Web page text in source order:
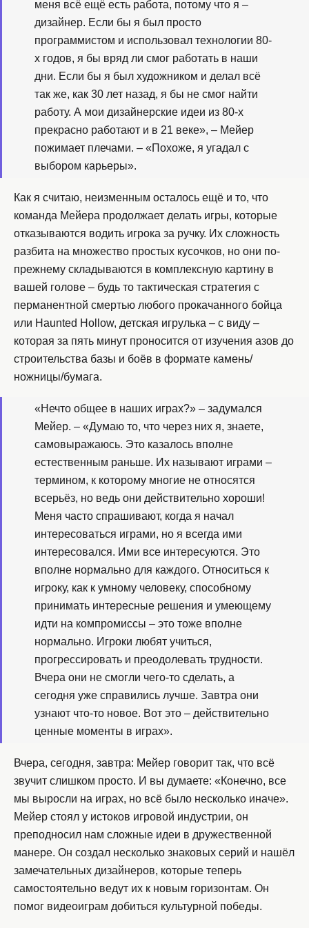
меня всё ещё есть работа, потому что я –
дизайнер. Если бы я был просто
программистом и использовал технологии 80-
х годов, я бы вряд ли смог работать в наши
дни. Если бы я был художником и делал всё
так же, как 30 лет назад, я бы не смог найти
работу. А мои дизайнерские идеи из 80-х
прекрасно работают и в 21 веке», – Мейер
пожимает плечами. – «Похоже, я угадал с
выбором карьеры».
Как я считаю, неизменным осталось ещё и то, что
команда Мейера продолжает делать игры, которые
отказываются водить игрока за ручку. Их сложность
разбита на множество простых кусочков, но они по-
прежнему складываются в комплексную картину в
вашей голове – будь то тактическая стратегия с
перманентной смертью любого прокачанного бойца
или Haunted Hollow, детская игрулька – с виду –
которая за пять минут проносится от изучения азов до
строительства базы и боёв в формате камень/
ножницы/бумага.
«Нечто общее в наших играх?» – задумался
Мейер. – «Думаю то, что через них я, знаете,
самовыражаюсь. Это казалось вполне
естественным раньше. Их называют играми –
термином, к которому многие не относятся
всерьёз, но ведь они действительно хороши!
Меня часто спрашивают, когда я начал
интересоваться играми, но я всегда ими
интересовался. Ими все интересуются. Это
вполне нормально для каждого. Относиться к
игроку, как к умному человеку, способному
принимать интересные решения и умеющему
идти на компромиссы – это тоже вполне
нормально. Игроки любят учиться,
прогрессировать и преодолевать трудности.
Вчера они не смогли чего-то сделать, а
сегодня уже справились лучше. Завтра они
узнают что-то новое. Вот это – действительно
ценные моменты в играх».
Вчера, сегодня, завтра: Мейер говорит так, что всё
звучит слишком просто. И вы думаете: «Конечно, все
мы выросли на играх, но всё было несколько иначе».
Мейер стоял у истоков игровой индустрии, он
преподносил нам сложные идеи в дружественной
манере. Он создал несколько знаковых серий и нашёл
замечательных дизайнеров, которые теперь
самостоятельно ведут их к новым горизонтам. Он
помог видеоиграм добиться культурной победы.